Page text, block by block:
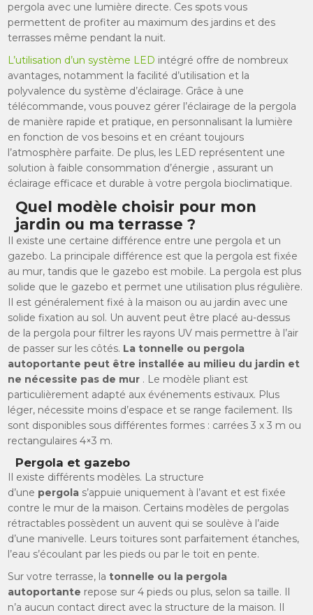
pergola avec une lumière directe. Ces spots vous
permettent de profiter au maximum des jardins et des
terrasses même pendant la nuit.
L’utilisation d’un système LED intégré offre de nombreux
avantages, notamment la facilité d’utilisation et la
polyvalence du système d’éclairage. Grâce à une
télécommande, vous pouvez gérer l’éclairage de la pergola
de manière rapide et pratique, en personnalisant la lumière
en fonction de vos besoins et en créant toujours
l’atmosphère parfaite. De plus, les LED représentent une
solution à faible consommation d’énergie , assurant un
éclairage efficace et durable à votre pergola bioclimatique.
Quel modèle choisir pour mon
jardin ou ma terrasse ?
Il existe une certaine différence entre une pergola et un
gazebo. La principale différence est que la pergola est fixée
au mur, tandis que le gazebo est mobile. La pergola est plus
solide que le gazebo et permet une utilisation plus régulière.
Il est généralement fixé à la maison ou au jardin avec une
solide fixation au sol. Un auvent peut être placé au-dessus
de la pergola pour filtrer les rayons UV mais permettre à l’air
de passer sur les côtés. La tonnelle ou pergola
autoportante peut être installée au milieu du jardin et
ne nécessite pas de mur . Le modèle pliant est
particulièrement adapté aux événements estivaux. Plus
léger, nécessite moins d’espace et se range facilement. Ils
sont disponibles sous différentes formes : carrées 3 x 3 m ou
rectangulaires 4×3 m.
Pergola et gazebo
Il existe différents modèles. La structure
d’une pergola s’appuie uniquement à l’avant et est fixée
contre le mur de la maison. Certains modèles de pergolas
rétractables possèdent un auvent qui se soulève à l’aide
d’une manivelle. Leurs toitures sont parfaitement étanches,
l’eau s’écoulant par les pieds ou par le toit en pente.
Sur votre terrasse, latonnelle ou la pergola
autoportante repose sur 4 pieds ou plus, selon sa taille. Il
n’a aucun contact direct avec la structure de la maison. Il